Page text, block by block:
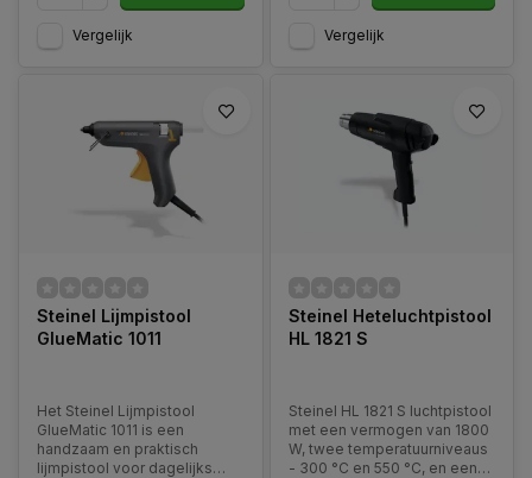
Vergelijk Vergelijk
Steinel Lijmpistool
GlueMatic 1011
Het Steinel Lijmpistool
GlueMatic 1011 is een
handzaam en praktisch
lijmpistool voor dagelijks
Steinel Heteluchtpistool
HL 1821 S
Steinel HL 1821 S luchtpistool
met een vermogen van 1800
W, twee temperatuurniveaus
- 300 °C en 550 °C, en een